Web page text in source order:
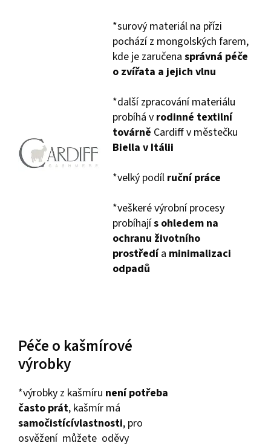
*surový materiál na přízi
pochází z mongolských farem,
kde je zaručena správná péče
o zvířata a jejich vlnu
*další zpracování materiálu
probíhá v rodinné textilní
továrně Cardiff v městečku
Biella v Itálii
*velký podíl ruční práce
*veškeré výrobní procesy
probíhajís ohledem na
ochranu životního
prostředía minimalizaci
odpadů
Péče o kašmírové
výrobky
*výrobky z kašmíru není potřeba
často prát, kašmír má
samočistícívlastnosti, pro
osvěžení můžete oděvy